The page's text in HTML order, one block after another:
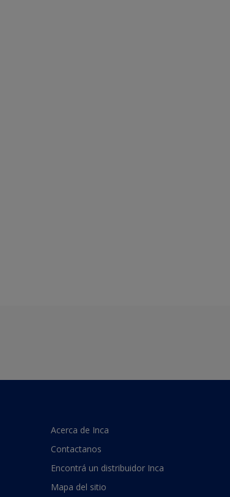
Acerca de Inca
Contactanos
Encontrá un distribuidor Inca
Mapa del sitio